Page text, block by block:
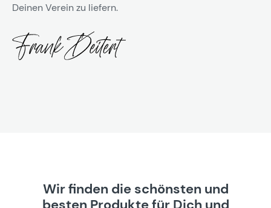
Deinen Verein zu liefern.
Wir finden die schönsten und